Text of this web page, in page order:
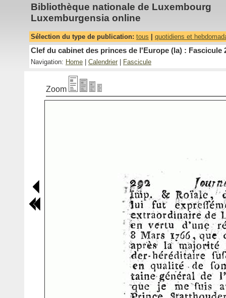
Bibliothèque nationale de Luxembourg
Luxemburgensia online
Sélection du type de publication: tous quotidiens et
Clef du cabinet des princes de l'Europe (la) : Fascicule
Navigation: Home Calendrier Fascicule
Zoom